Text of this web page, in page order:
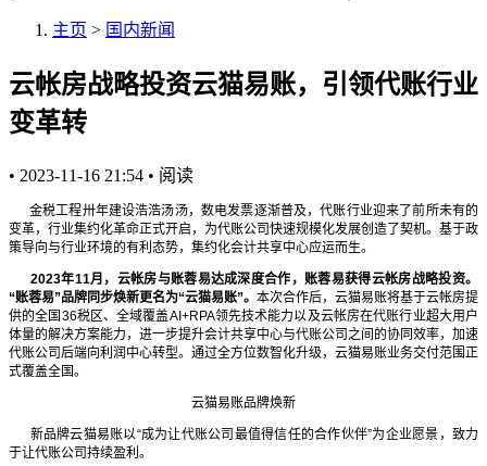
主页 > 国内新闻
云帐房战略投资云猫易账，引领代账行业
变革转
• 2023-11-16 21:54 • 阅读
金税工程卅年建设浩浩汤汤，数电发票逐渐普及，代账行业迎来了前所未有的
变革，行业集约化革命正式开启，为代账公司快速规模化发展创造了契机。基于政
策导向与行业环境的有利态势，集约化会计共享中心应运而生。
2023年11月，云帐房与账蓉易达成深度合作，账蓉易获得云帐房战略投资。
“账蓉易”品牌同步焕新更名为“云猫易账”。 本次合作后，云猫易账将基于云帐房提
供的全国36税区、全域覆盖AI+RPA领先技术能力以及云帐房在代账行业超大用户
体量的解决方案能力，进一步提升会计共享中心与代账公司之间的协同效率，加速
代账公司后端向利润中心转型。通过全方位数智化升级，云猫易账业务交付范围正
式覆盖全国。
云猫易账品牌焕新
新品牌云猫易账以“成为让代账公司最值得信任的合作伙伴”为企业愿景，致力
于让代账公司持续盈利。